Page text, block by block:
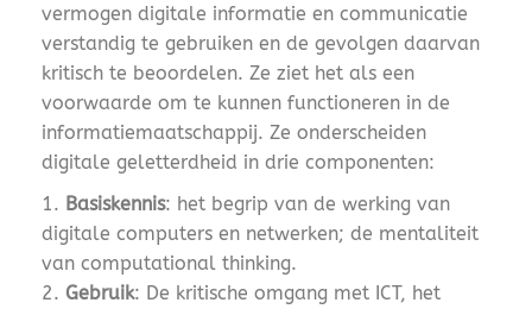
vermogen digitale informatie en communicatie
verstandig te gebruiken en de gevolgen daarvan
kritisch te beoordelen. Ze ziet het als een
voorwaarde om te kunnen functioneren in de
informatiemaatschappij. Ze onderscheiden
digitale geletterdheid in drie componenten:
Basiskennis: het begrip van de werking van
digitale computers en netwerken; de mentaliteit
van computational thinking.
Gebruik: De kritische omgang met ICT, het